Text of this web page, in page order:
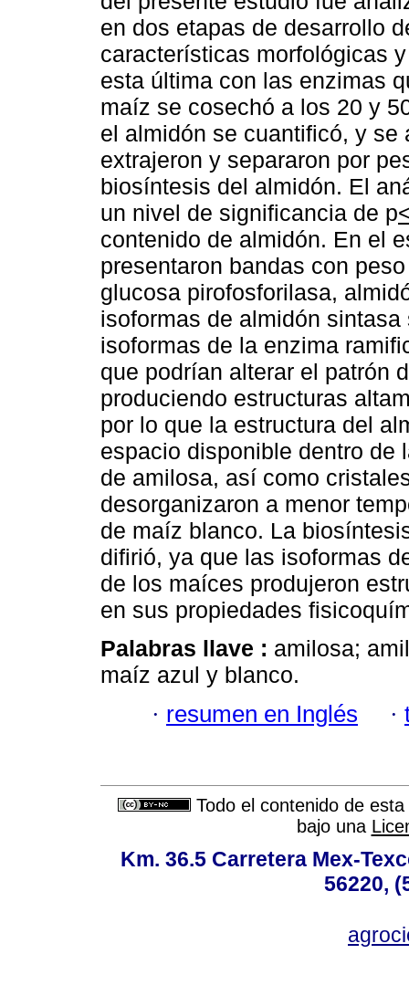
en dos etapas de desarrollo
características morfológicas
esta última con las enzimas
maíz se cosechó a los 20 y
el almidón se cuantificó, y se
extrajeron y separaron por
biosíntesis del almidón. El
un nivel de significancia de p
contenido de almidón. En el
presentaron bandas con
glucosa pirofosforilasa,
isoformas de almidón
isoformas de la enzima
que podrían alterar el patrón
produciendo estructuras
por lo que la estructura del
espacio disponible dentro de
de amilosa, así como
desorganizaron a menor
de maíz blanco. La
difirió, ya que las isoformas
de los maíces produjeron
en sus propiedades
Palabras llave : amilosa;
maíz azul y blanco.
· resumen en Inglés ·
Todo el contenido de
bajo una
Km. 36.5 Carretera Mex-
56220,